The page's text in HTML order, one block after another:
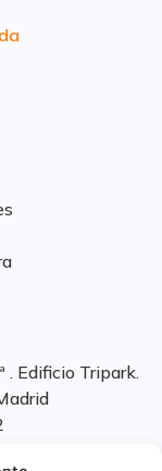
Edificio Tripark.